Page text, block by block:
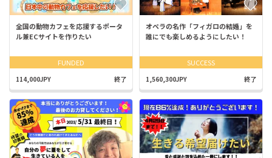
全国の動物カフェを応援するポータ
ル兼ECサイトを作りたい
FUNDED
114,000JPY 終了
オペラの名作「フィガロの結婚」を
誰にでも楽しめるようにしたい！
SUCCESS
1,560,300JPY 終了